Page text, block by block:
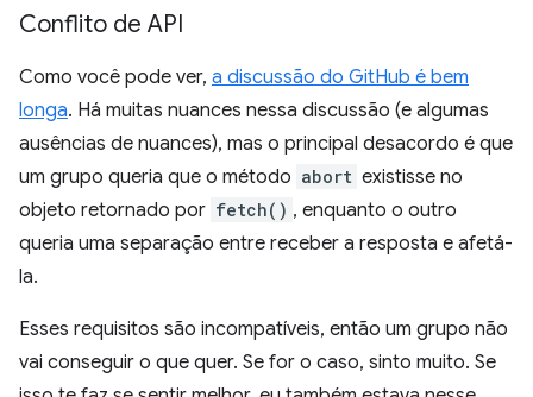
Conflito de API
Como você pode ver, a discussão do GitHub é bem
longa. Há muitas nuances nessa discussão (e algumas
ausências de nuances), mas o principal desacordo é que
um grupo queria que o método abort existisse no
objeto retornado por fetch() , enquanto o outro
queria uma separação entre receber a resposta e afetá-
la.
Esses requisitos são incompatíveis, então um grupo não
vai conseguir o que quer. Se for o caso, sinto muito. Se